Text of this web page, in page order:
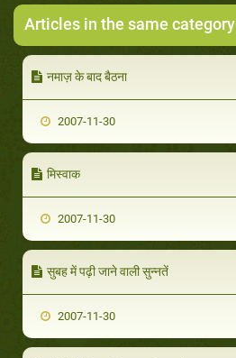
Articles in the same category
नमाज़ के बाद बैठना
2007-11-30
मिस्वाक
2007-11-30
सुबह में पढ़ी जाने वाली सुन्नतें
2007-11-30